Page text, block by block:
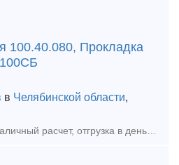
100.40.080, Прокладка
в Челябинской области,
продам , наличный безналичный расчет, отгрузка в день оплаты , доставка любой транспортной по РФ и КЗ, диск подпятника м1698.01.005 Планка подвижная М1698.02.004 Прокладка сменная М1698.03.100СБ